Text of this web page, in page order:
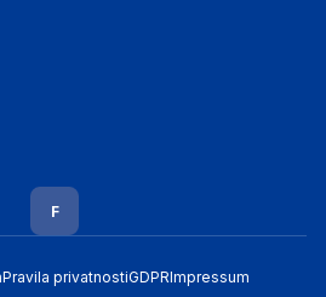
F
Pravila privatnostiGDPRImpressum